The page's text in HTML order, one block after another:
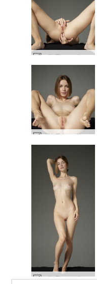
모든 몰로코 에로티카 #18
어떤 몰로코라도 바람직하다 #47
모든 몰로코 에로티카 #30